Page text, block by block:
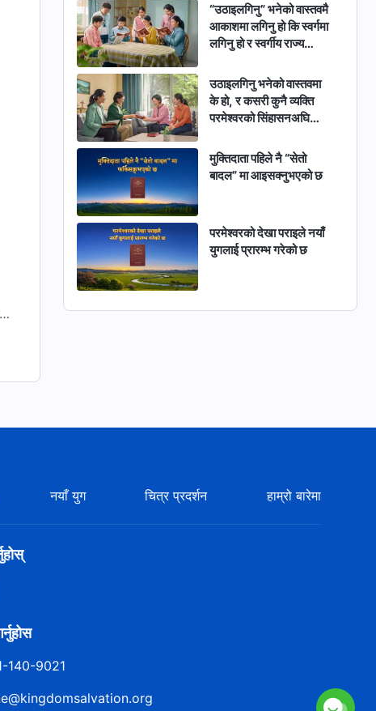
“उठाइलगिनु” भनेको वास्तवमै
आकाशमा लगिनु हो कि स्वर्गमा
लगिनु हो र स्वर्गीय राज्य
उठाइलगिनु भनेको वास्तवमा
के हो, र कसरी कुनै व्यक्ति
परमेश्‍वरको सिंहासनअघि
मुक्तिदाता पहिले नै “सेतो
बादल” मा आइसक्नुभएको छ
परमेश्‍वरको देखा पराइले नयाँ
युगलाई प्रारम्भ गरेको छ
नयाँ युग चित्र प्रदर्शन हाम्रो बारेमा
140-9021